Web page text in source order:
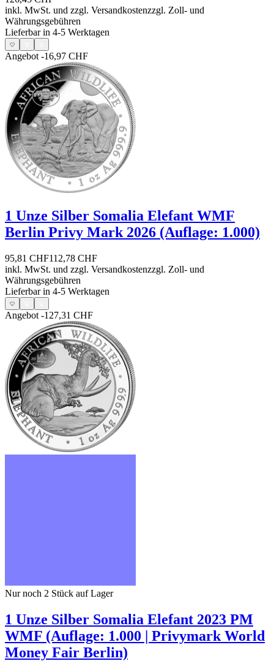
inkl. MwSt. und zzgl. Versandkostenzzgl. Zoll- und
Währungsgebühren
Lieferbar in 4-5 Werktagen
Angebot -16,97 CHF
1 Unze Silber Somalia Elefant WMF
Berlin Privy Mark 2026 (Auflage: 1.000)
95,81 CHF112,78 CHF
inkl. MwSt. und zzgl. Versandkostenzzgl. Zoll- und
Währungsgebühren
Lieferbar in 4-5 Werktagen
Angebot -127,31 CHF
Nur noch 2 Stück auf Lager
1 Unze Silber Somalia Elefant 2023 PM
WMF (Auflage: 1.000 | Privymark World
Money Fair Berlin)